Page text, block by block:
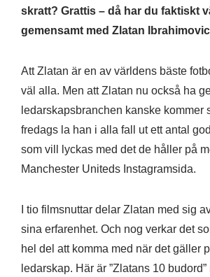
skratt? Grattis – då har du faktiskt
gemensamt med Zlatan
Att Zlatan är en av världens bäste
väl alla. Men att Zlatan nu också ha
ledarskapsbranchen kanske kommer
fredags la han i alla fall ut ett antal
som vill lyckas med det de håller på
Manchester Uniteds Instagramsida.
I tio filmsnuttar delar Zlatan med sig
sina erfarenhet. Och nog verkar det
hel del att komma med när det gäller
ledarskap. Här är ”Zlatans 10